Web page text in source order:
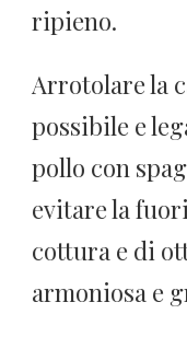
ripieno.
Arrotolare la
possibile e
pollo con
evitare la
cottura e di
armoniosa e